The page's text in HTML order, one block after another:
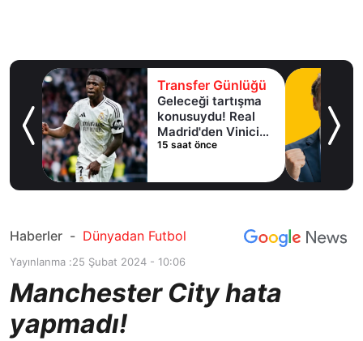
Transfer Günlüğü
Geleceği tartışma
konusuydu! Real
Madrid'den Vinicius
Junior kararı
15 saat önce
Haberler - Dünyadan Futbol
Yayınlanma :25 Şubat 2024 - 10:06
Manchester City hata
yapmadı!